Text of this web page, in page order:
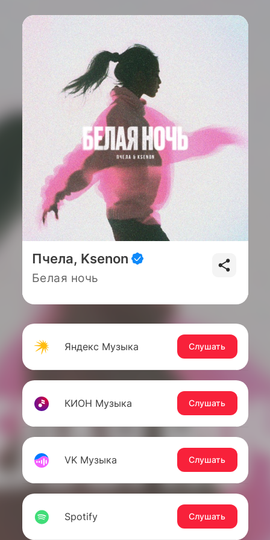
Пчела, Ksenon
Белая ночь
Яндекс Музыка Слушать
КИОН Музыка Слушать
VK Музыка Слушать
Spotify Слушать